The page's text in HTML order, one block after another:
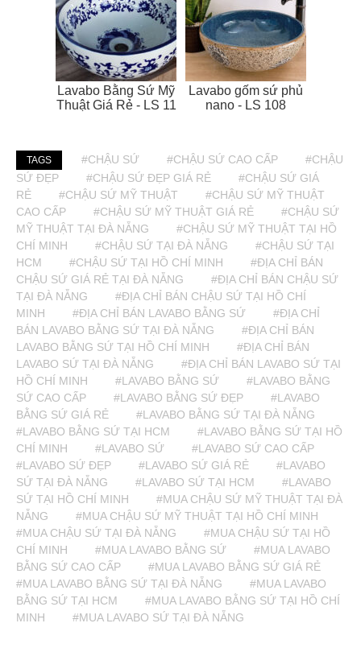
Lavabo Bằng Sứ Mỹ
Thuật Giá Rẻ - LS 11
Lavabo gốm sứ phủ
nano - LS 108
TAGS #CHẬU SỨ #CHẬU SỨ CAO CẤP
#CHẬU
SỨ ĐẸP
#CHẬU SỨ ĐẸP GIÁ RẺ
#CHẬU SỨ GIÁ
RẺ
#CHẬU SỨ MỸ THUẬT
#CHẬU SỨ MỸ THUẬT
CAO CẤP
#CHẬU SỨ MỸ THUẬT GIÁ RẺ
#CHẬU SỨ
MỸ THUẬT TẠI ĐÀ NẴNG
#CHẬU SỨ MỸ THUẬT TẠI HỒ
CHÍ MINH
#CHẬU SỨ TẠI ĐÀ NẴNG
#CHẬU SỨ TẠI
HCM
#CHẬU SỨ TẠI HỒ CHÍ MINH
#ĐỊA CHỈ BÁN
CHẬU SỨ GIÁ RẺ TẠI ĐÀ NẴNG
#ĐỊA CHỈ BÁN CHẬU SỨ
TẠI ĐÀ NẴNG
#ĐỊA CHỈ BÁN CHẬU SỨ TẠI HỒ CHÍ
MINH
#ĐỊA CHỈ BÁN LAVABO BẰNG SỨ
#ĐỊA CHỈ
BÁN LAVABO BẰNG SỨ TẠI ĐÀ NẴNG
#ĐỊA CHỈ BÁN
LAVABO BẰNG SỨ TẠI HỒ CHÍ MINH
#ĐỊA CHỈ BÁN
LAVABO SỨ TẠI ĐÀ NẴNG
#ĐỊA CHỈ BÁN LAVABO SỨ TẠI
HỒ CHÍ MINH
#LAVABO BẰNG SỨ
#LAVABO BẰNG
SỨ CAO CẤP
#LAVABO BẰNG SỨ ĐẸP
#LAVABO
BẰNG SỨ GIÁ RẺ
#LAVABO BẰNG SỨ TẠI ĐÀ NẴNG
#LAVABO BẰNG SỨ TẠI HCM
#LAVABO BẰNG SỨ TẠI HỒ
CHÍ MINH
#LAVABO SỨ
#LAVABO SỨ CAO CẤP
#LAVABO SỨ ĐẸP
#LAVABO SỨ GIÁ RẺ
#LAVABO
SỨ TẠI ĐÀ NẴNG
#LAVABO SỨ TẠI HCM
#LAVABO
SỨ TẠI HỒ CHÍ MINH
#MUA CHẬU SỨ MỸ THUẬT TẠI ĐÀ
NẴNG
#MUA CHẬU SỨ MỸ THUẬT TẠI HỒ CHÍ MINH
#MUA CHẬU SỨ TẠI ĐÀ NẴNG
#MUA CHẬU SỨ TẠI HỒ
CHÍ MINH
#MUA LAVABO BẰNG SỨ
#MUA LAVABO
BẰNG SỨ CAO CẤP
#MUA LAVABO BẰNG SỨ GIÁ RẺ
#MUA LAVABO BẰNG SỨ TẠI ĐÀ NẴNG
#MUA LAVABO
BẰNG SỨ TẠI HCM
#MUA LAVABO BẰNG SỨ TẠI HỒ CHÍ
MINH
#MUA LAVABO SỨ TẠI ĐÀ NẴNG